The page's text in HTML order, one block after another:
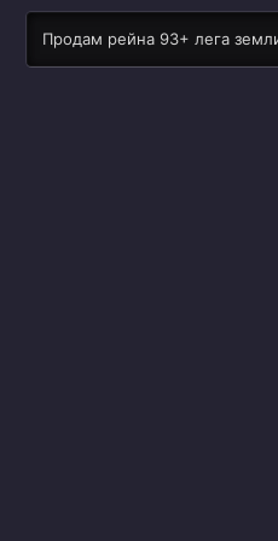
Продам рейна 93+ лега